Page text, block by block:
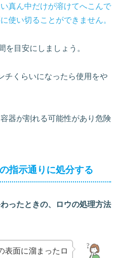
真ん中だけが溶けてへこんで
使い切ることができません。
を目安にしましょう。
チくらいになったら使用をや
器が割れる可能性があり危険
指示通りに処分する
ったときの、ロウの処理方法
表面に溜まったロ